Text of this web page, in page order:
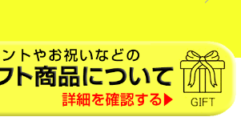
ウエノマチ商店 All Rights Reserved.